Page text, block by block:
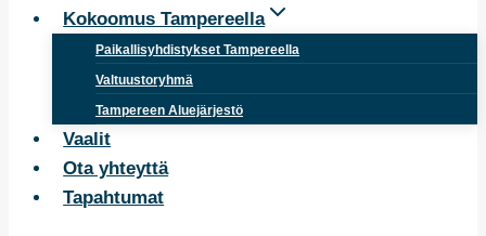
Kokoomus Tampereella
Paikallisyhdistykset Tampereella
Valtuustoryhmä
Tampereen Aluejärjestö
Vaalit
Ota yhteyttä
Tapahtumat